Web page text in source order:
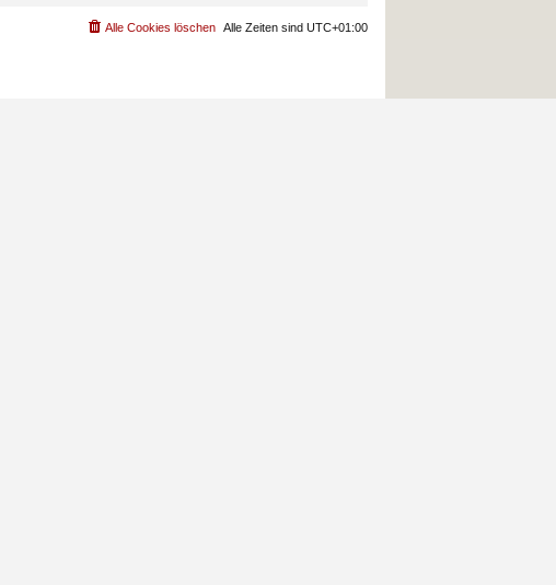
Alle Zeiten sind UTC+01:00
Alle Cookies löschen